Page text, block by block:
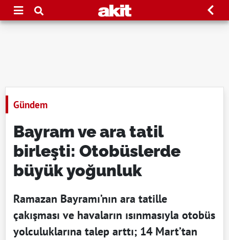
Gündem
Bayram ve ara tatil
birleşti: Otobüslerde
büyük yoğunluk
Ramazan Bayramı’nın ara tatille
çakışması ve havaların ısınmasıyla otobüs
yolculuklarına talep arttı; 14 Mart’tan